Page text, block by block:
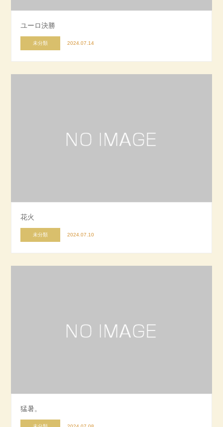
ユーロ決勝
未分類 2024.07.14
花火
未分類 2024.07.10
猛暑。